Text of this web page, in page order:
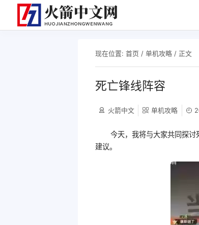
现在位置: 首页 / 单机攻略/ 正文
死亡锋线阵容
火箭中文 单机攻略
今天，我将与大家共同探
建议。